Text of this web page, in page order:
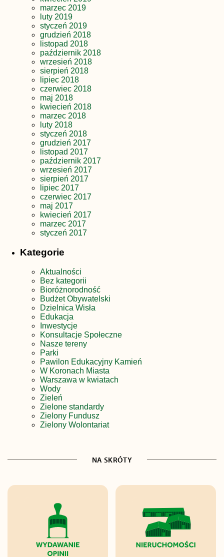
marzec 2019
luty 2019
styczeń 2019
grudzień 2018
listopad 2018
październik 2018
wrzesień 2018
sierpień 2018
lipiec 2018
czerwiec 2018
maj 2018
kwiecień 2018
marzec 2018
luty 2018
styczeń 2018
grudzień 2017
listopad 2017
październik 2017
wrzesień 2017
sierpień 2017
lipiec 2017
czerwiec 2017
maj 2017
kwiecień 2017
marzec 2017
styczeń 2017
Kategorie
Aktualności
Bez kategorii
Bioróżnorodność
Budżet Obywatelski
Dzielnica Wisła
Edukacja
Inwestycje
Konsultacje Społeczne
Nasze tereny
Parki
Pawilon Edukacyjny Kamień
W Koronach Miasta
Warszawa w kwiatach
Wody
Zieleń
Zielone standardy
Zielony Fundusz
Zielony Wolontariat
NA SKRÓTY